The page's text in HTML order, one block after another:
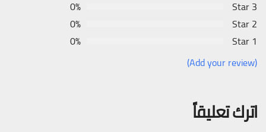
3 Star
0%
2 Star
0%
1 Star
0%
(Add your review)
اترك تعليقاً